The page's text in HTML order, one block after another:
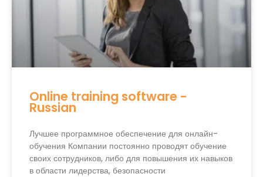
Online training software -
Russian
Лучшее программное обеспечение для онлайн-
обучения Компании постоянно проводят обучение
своих сотрудников, либо для повышения их навыков
в области лидерства, безопасности